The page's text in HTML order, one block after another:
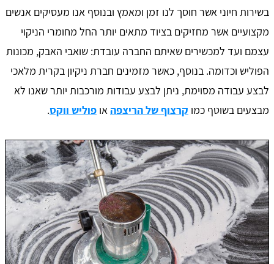
בשירות חיוני אשר חוסך לנו זמן ומאמץ ובנוסף אנו מעסיקים אנשים
מקצועיים אשר מחזיקים בציוד מתאים יותר החל מחומרי הניקוי
עצמם ועד למכשירים שאיתם החברה עובדת: שואבי האבק, מכונות
הפוליש וכדומה. בנוסף, כאשר מזמינים חברת ניקיון בקרית מלאכי
לבצע עבודה מסוימת, ניתן לבצע עבודות מורכבות יותר שאנו לא
מבצעים בשוטף כמו קרצוף של הריצפהאו פוליש ווקס.